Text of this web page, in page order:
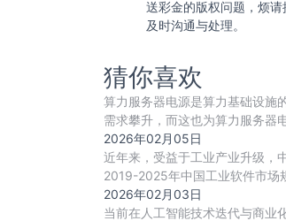
送彩金的版权问题，烦
及时沟通与处理。
猜你喜欢
算力服务器电源是算力基础设施
需求攀升，而这也为算力服务器
争
2026年02月05日
近年来，受益于工业产业升级，
2019-2025年中国工业软件市场
2026年02月03日
当前在人工智能技术迭代与商业